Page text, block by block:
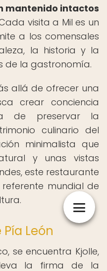
mantenido intactos
visita a Mil es un
a los comensales
la historia y la
de la gastronomía.
allá de ofrecer una
crear conciencia
de preservar la
culinario del
minimalista que
y unas vistas
este restaurante
mundial de
León
se encuentra Kjolle,
la firma de la